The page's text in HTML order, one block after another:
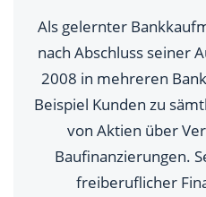
Als gelernter
nach Abschluss seiner
2008 in mehreren
Beispiel Kunden zu
von Aktien über
Baufinanzierungen.
freiberuflicher